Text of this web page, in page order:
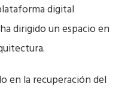
digital
dirigido un espacio en
en la recuperación del